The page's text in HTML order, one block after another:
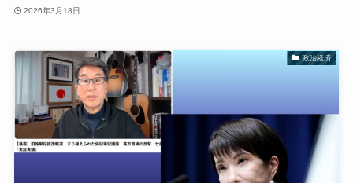
2026年3月18日
政治経済